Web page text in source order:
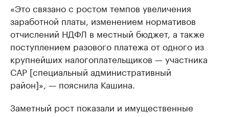
«Это связано с ростом темпов увеличения
заработной платы, изменением нормативов
отчислений НДФЛ в местный бюджет, а также
поступлением разового платежа от одного из
крупнейших налогоплательщиков — участника
САР [специальный административный
район]», — пояснила Кашина.
Заметный рост показали и имущественные